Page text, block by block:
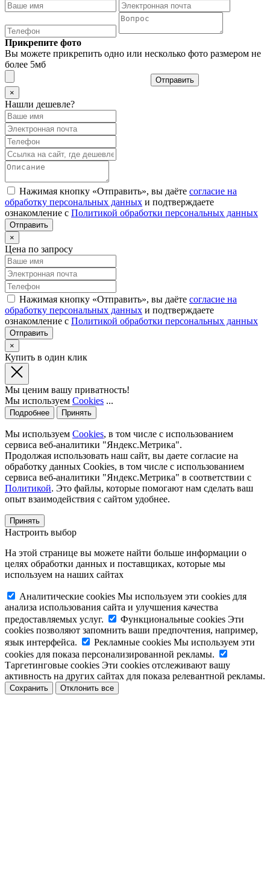
Прикрепите фото
Вы можете прикрепить одно или несколько фото размером не
более 5мб
Отправить
×
Нашли дешевле?
Нажимая кнопку «Отправить», вы даёте согласие на
обработку персональных данных и подтверждаете
ознакомление с Политикой обработки персональных данных
×
Цена по запросу
Нажимая кнопку «Отправить», вы даёте согласие на
обработку персональных данных и подтверждаете
ознакомление с Политикой обработки персональных данных
×
Купить в один клик
Мы ценим вашу приватность!
Мы используем Cookies ...
Подробнее Принять
Мы используем Cookies, в том числе с использованием
сервиса веб-аналитики "Яндекс.Метрика".
Продолжая использовать наш сайт, вы даете согласие на
обработку данных Cookies, в том числе с использованием
сервиса веб-аналитики "Яндекс.Метрика" в соответствии с
Политикой. Это файлы, которые помогают нам сделать ваш
опыт взаимодействия с сайтом удобнее.
Принять
Настроить выбор
На этой странице вы можете найти больше информации о
целях обработки данных и поставщиках, которые мы
используем на наших сайтах
Аналитические cookies Мы используем эти cookies для
анализа использования сайта и улучшения качества
предоставляемых услуг.
Функциональные cookies Эти
cookies позволяют запомнить ваши предпочтения, например,
язык интерфейса.
Рекламные cookies Мы используем эти
cookies для показа персонализированной рекламы.
Таргетинговые cookies Эти cookies отслеживают вашу
активность на других сайтах для показа релевантной рекламы.
Сохранить Отклонить все